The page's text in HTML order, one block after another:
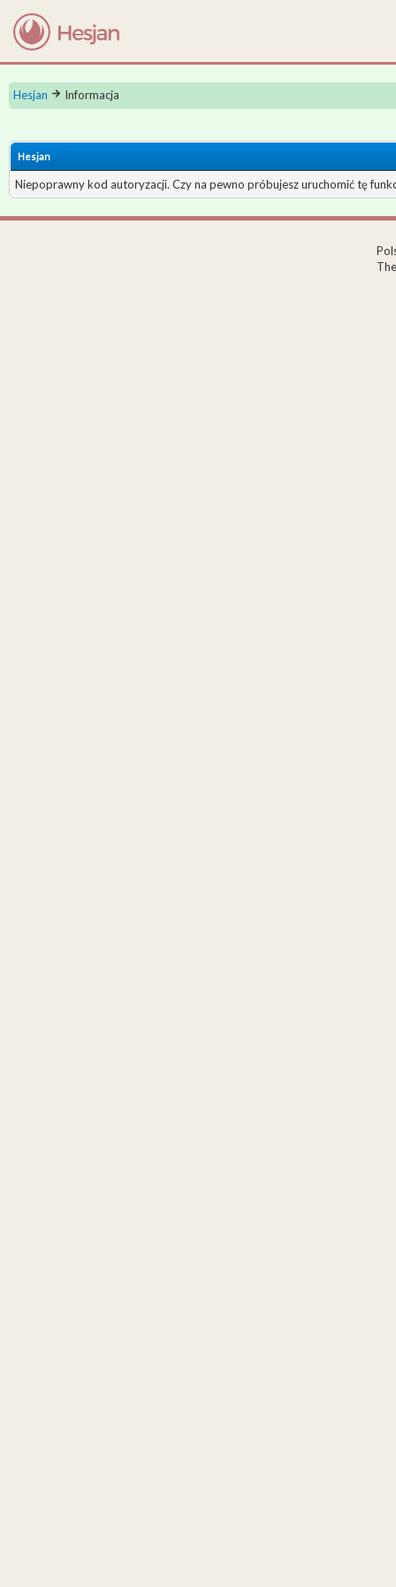
Hesjan Informacja
Hesjan
Niepoprawny kod autoryzacji. Czy na pewno próbujesz uruchomić tę